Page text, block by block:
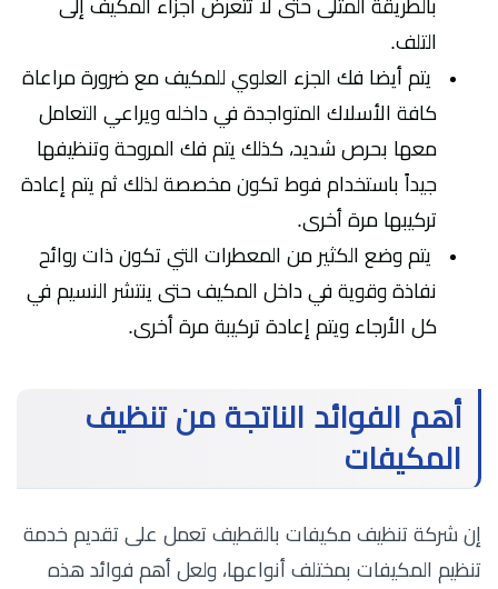
بالطريقة المثلى حتى لا تتعرض أجزاء المكيف إلى
التلف.
يتم أيضا فك الجزء العلوي للمكيف مع ضرورة مراعاة
كافة الأسلاك المتواجدة في داخله ويراعي التعامل
معها بحرص شديد، كذلك يتم فك المروحة وتنظيفها
جيداً باستخدام فوط تكون مخصصة لذلك ثم يتم إعادة
تركيبها مرة أخرى.
يتم وضع الكثير من المعطرات التي تكون ذات روائح
نفاذة وقوية في داخل المكيف حتى ينتشر النسيم في
كل الأرجاء ويتم إعادة تركيبة مرة أخرى.
أهم الفوائد الناتجة من تنظيف
المكيفات
إن شركة تنظيف مكيفات بالقطيف تعمل على تقديم خدمة
تنظيم المكيفات بمختلف أنواعها، ولعل أهم فوائد هذه